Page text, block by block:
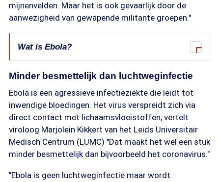
mijnenvelden. Maar het is ook gevaarlijk door de
aanwezigheid van gewapende militante groepen."
Wat is Ebola?
virale hemorragische koorts.
Hier zijn de belangrijkste feiten over wat het virus
met het lichaam doet:
- Bloedingen: Het virus tast de wanden van de
kleine bloedvaten aan en verstoort het vermogen
van het bloed om te stollen. Dit kan leiden tot
zowel inwendige als uitwendige bloedingen.
Minder besmettelijk dan luchtweginfectie
Ebola is een agressieve infectieziekte die leidt tot
inwendige bloedingen. Het virus verspreidt zich via
direct contact met lichaamsvloeistoffen, vertelt
viroloog Marjolein Kikkert van het Leids Universitair
Medisch Centrum (LUMC) "Dat maakt het wel een stuk
minder besmettelijk dan bijvoorbeeld het coronavirus."
"Ebola is geen luchtweginfectie maar wordt